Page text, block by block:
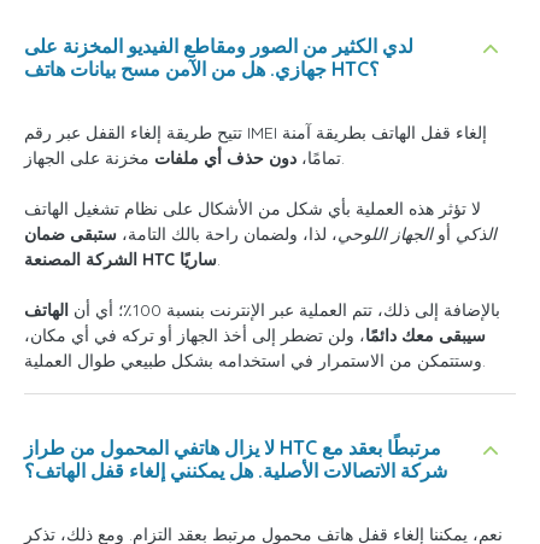
لدي الكثير من الصور ومقاطع الفيديو المخزنة على
تتيح طريقة إلغاء القفل عبر رقم IMEI إلغاء قفل الهاتف بطريقة آمنة
تمامًا، دون حذف أي ملفات مخزنة على الجهاز.
لا تؤثر هذه العملية بأي شكل من الأشكال على نظام تشغيل الهاتف
الذكي أوالجهاز اللوحي، لذا، ولضمان راحة بالك التامة، ستبقى ضمان
الشركة المصنعة HTC ساريًا.
بالإضافة إلى ذلك، تتم العملية عبر الإنترنت بنسبة 100٪؛ أي أن
الهاتف
سيبقى معك دائمًا، ولن تضطر إلى أخذ الجهاز أو تركه في أي مكان،
وستتمكن من الاستمرار في استخدامه بشكل طبيعي طوال العملية.
لا يزال هاتفي المحمول من طراز HTC مرتبطًا بعقد مع
نعم، يمكننا إلغاء قفل هاتف محمول مرتبط بعقد التزام. ومع ذلك، تذكر